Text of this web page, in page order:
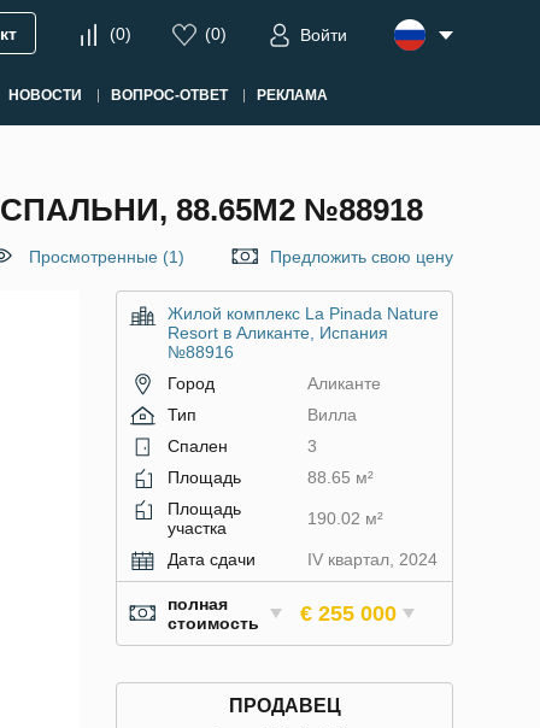
(0) (0) Войти
НОВОСТИ ВОПРОС-ОТВЕТ РЕКЛАМА
88.65М2 №88918
Просмотренные (1) Предложить свою цену
Жилой комплекс La Pinada Nature
Resort в Аликанте, Испания
№88916
Город
Аликанте
Тип
Вилла
Спален
3
Площадь
88.65 м²
Площадь
участка
190.02 м²
Дата сдачи IV квартал, 2024
полная
стоимость
€ 255 000
ПРОДАВЕЦ